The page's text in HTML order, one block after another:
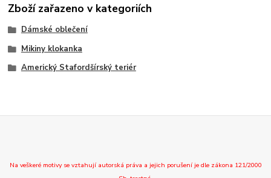
Zboží zařazeno v kategoriích
Dámské oblečení
Mikiny klokanka
Americký Stafordšírský teriér
Na veškeré motivy se vztahují autorská práva a jejich porušení je dle zákona 121/2000